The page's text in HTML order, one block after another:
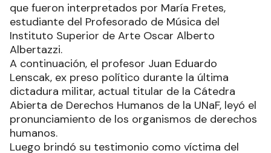
que fueron interpretados por María Fretes,
estudiante del Profesorado de Música del
Instituto Superior de Arte Oscar Alberto
Albertazzi.
A continuación, el profesor Juan Eduardo
Lenscak, ex preso político durante la última
dictadura militar, actual titular de la Cátedra
Abierta de Derechos Humanos de la UNaF, leyó el
pronunciamiento de los organismos de derechos
humanos.
Luego brindó su testimonio como víctima del